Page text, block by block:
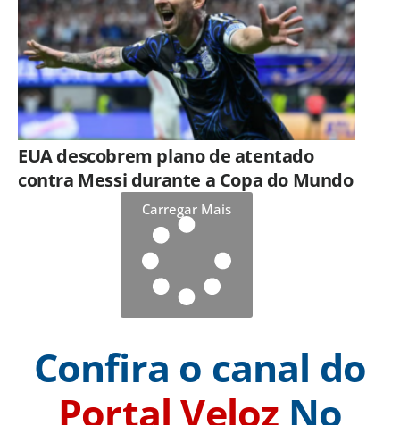
EUA descobrem plano de atentado
contra Messi durante a Copa do Mundo
Carregar Mais
Confira o canal do
Portal Veloz No